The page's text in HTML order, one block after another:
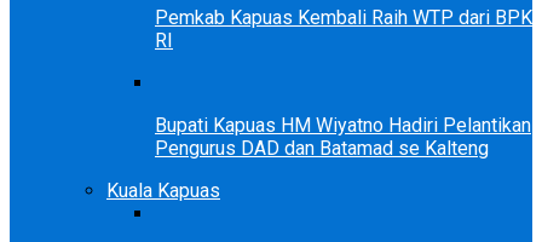
Pemkab Kapuas Kembali Raih WTP dari BPK
RI
Bupati Kapuas HM Wiyatno Hadiri Pelantikan
Pengurus DAD dan Batamad se Kalteng
Kuala Kapuas